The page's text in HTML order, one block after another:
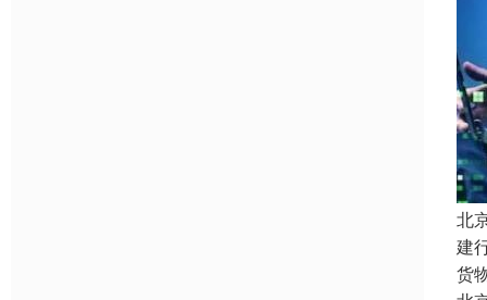
北
建
货